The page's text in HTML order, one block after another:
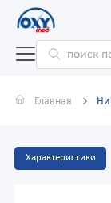
Главная
Характеристики